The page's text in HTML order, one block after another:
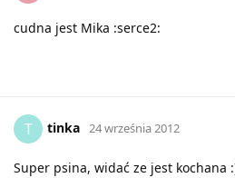
cudna jest Mika :serce2:
T tinka 24 września 2012
Super psina, widać ze jest kochana